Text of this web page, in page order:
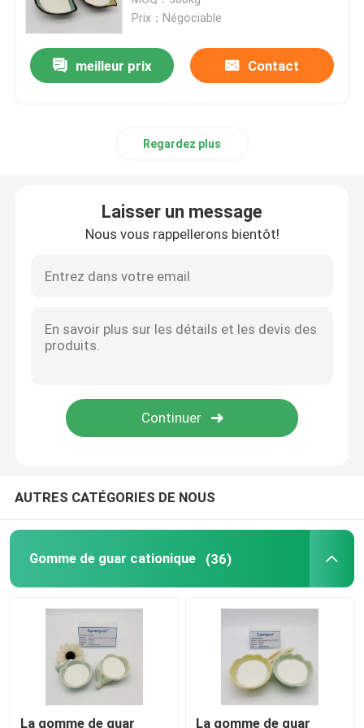
Gomme de soin personnel
gomme de guar carboxyméthylique
Additifs de fabrication du papier
Pâte de gomme de guar
Boue de gomme de guar
Groupement de l'agent
Gomme d'impression de tissus
l'additif de peinture
Prix：Négociable
meilleur prix Contact
Regardez plus
Laisser un message
Nous vous rappellerons bientôt!
AUTRES CATÉGORIES DE NOUS
Gomme de guar cationique (36)
La gomme de guar
La gomme de guar